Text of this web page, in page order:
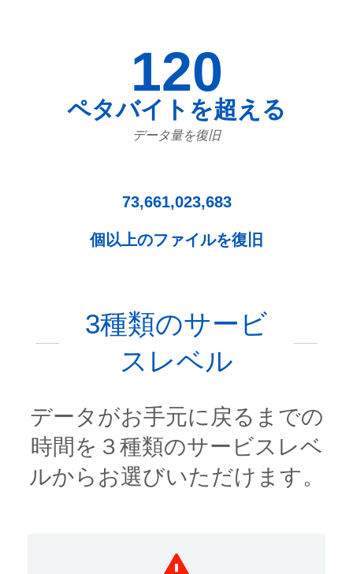
120
ペタバイトを超える
データ量を復旧
73,661,023,683
個以上のファイルを復旧
3種類のサービ
スレベル
データがお手元に戻るまでの
時間を３種類のサービスレベ
ルからお選びいただけます。